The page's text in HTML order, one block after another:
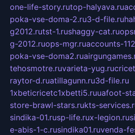
one-life-story.rutop-halyava.ru
poka-vse-doma-2.ru3-d-file.ru
g2012.rutst-1.rushaggy-cat.ru
g-2012.ruops-mgr.ruaccounts-
poka-vse-doma2.ru
tehosmotre.ruvarieta-yug.ru
raytor-d.ruatillagunn.ru3d-file.ru
1xbeticricetc1xbetti5.ruuafoot-
store-brawl-stars.rukts-
sindika-01.rusp-life.rux-legion.ru
e-abis-1-c.rusindika01.ruvenda-